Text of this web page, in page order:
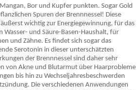
Bor und Kupfer punkten. Sogar Gold
Spuren der Brennnessel! Diese
wichtig zur Energiegewinnung, für das
Wasser- und Säure-Basen-Haushalt, für
und Zähne. Es findet sich sogar das
Serotonin in dieser unterschätzten
der Brennnessel sind daher sehr
von Akne und Blutarmut über Haarprobleme
bis hin zu Wechseljahresbeschwerden
Die verschiedenen Anwendungen